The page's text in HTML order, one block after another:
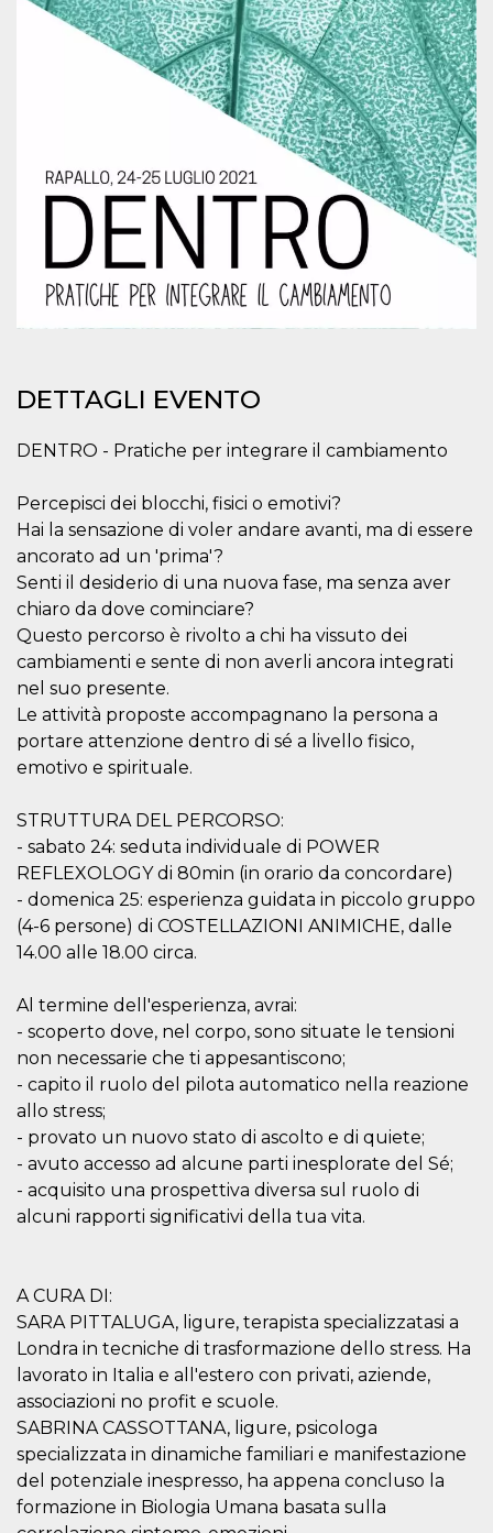
DETTAGLI EVENTO
DENTRO - Pratiche per integrare il cambiamento
Percepisci dei blocchi, fisici o emotivi?
Hai la sensazione di voler andare avanti, ma di essere
ancorato ad un 'prima'?
Senti il desiderio di una nuova fase, ma senza aver
chiaro da dove cominciare?
Questo percorso è rivolto a chi ha vissuto dei
cambiamenti e sente di non averli ancora integrati
nel suo presente.
Le attività proposte accompagnano la persona a
portare attenzione dentro di sé a livello fisico,
emotivo e spirituale.
STRUTTURA DEL PERCORSO:
- sabato 24: seduta individuale di POWER
REFLEXOLOGY di 80min (in orario da concordare)
- domenica 25: esperienza guidata in piccolo gruppo
(4-6 persone) di COSTELLAZIONI ANIMICHE, dalle
14.00 alle 18.00 circa.
Al termine dell'esperienza, avrai:
- scoperto dove, nel corpo, sono situate le tensioni
non necessarie che ti appesantiscono;
- capito il ruolo del pilota automatico nella reazione
allo stress;
- provato un nuovo stato di ascolto e di quiete;
- avuto accesso ad alcune parti inesplorate del Sé;
- acquisito una prospettiva diversa sul ruolo di
alcuni rapporti significativi della tua vita.
A CURA DI:
SARA PITTALUGA, ligure, terapista specializzatasi a
Londra in tecniche di trasformazione dello stress. Ha
lavorato in Italia e all'estero con privati, aziende,
associazioni no profit e scuole.
SABRINA CASSOTTANA, ligure, psicologa
specializzata in dinamiche familiari e manifestazione
del potenziale inespresso, ha appena concluso la
formazione in Biologia Umana basata sulla
wordpress_test_cookie
Automattic
Inc.
.oooh.events
Sessione
Cookie di
Wordpress,
verifica che il
browser accetti i
cookie.
PHP.net
oooh.events
Sessione
Cookie
generato da
applicazioni
basate sul
linguaggio PHP.
Si tratta di un
identificatore
generico
utilizzato per
sessione utente.
Normalmente è
generato in
mantenere uno
m
Stripe
m.stripe.com
1 anno 1
Questo cookie
utilizzato per le
dei servizi di
elaborazione
dei pagamenti,
facilitando la
sul browser per
rendere le
pagine più
oooh.events
ricordare le
preferenze di
consenso sui
cookie dei
visitatori. È
funzioni
correttamente.
Storage declaration
type
Descrizione
fbssls_314278995690155
Session
storage
wpEmojiSettingsSupports
Session
Nome
Provider /
Scadenza Descrizione
c_user
Meta
Platform Inc.
settimane